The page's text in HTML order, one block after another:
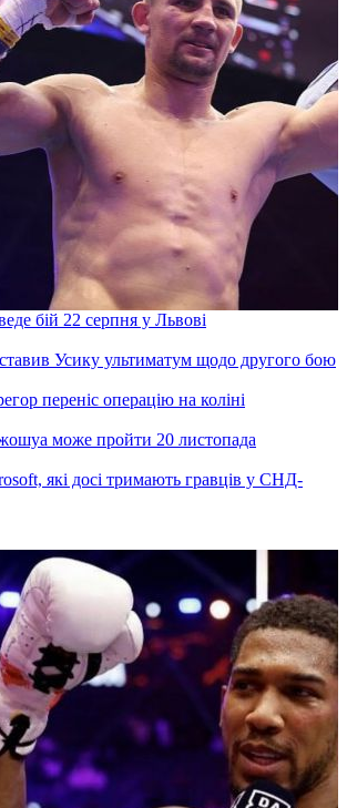
бій 22 серпня у Львові
Усику ультиматум щодо другого бою
переніс операцію на коліні
може пройти 20 листопада
які досі тримають гравців у СНД-